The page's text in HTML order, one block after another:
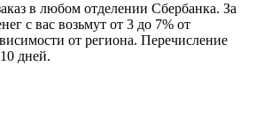
в любом отделении Сбербанка. За
с вас возьмут от 3 до 7% от
от региона. Перечисление
дней.